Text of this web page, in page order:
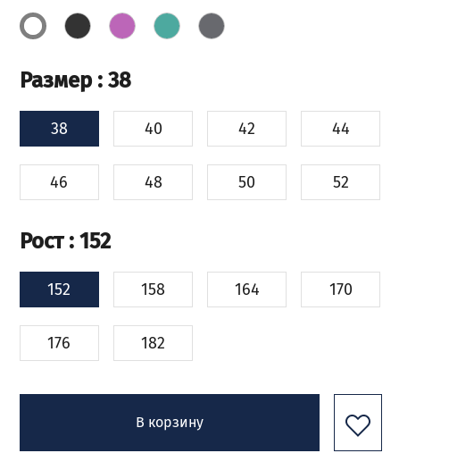
Размер : 38
38 40 42 44
46 48 50 52
Рост: 152
152 158 164 170
176 182
В корзину